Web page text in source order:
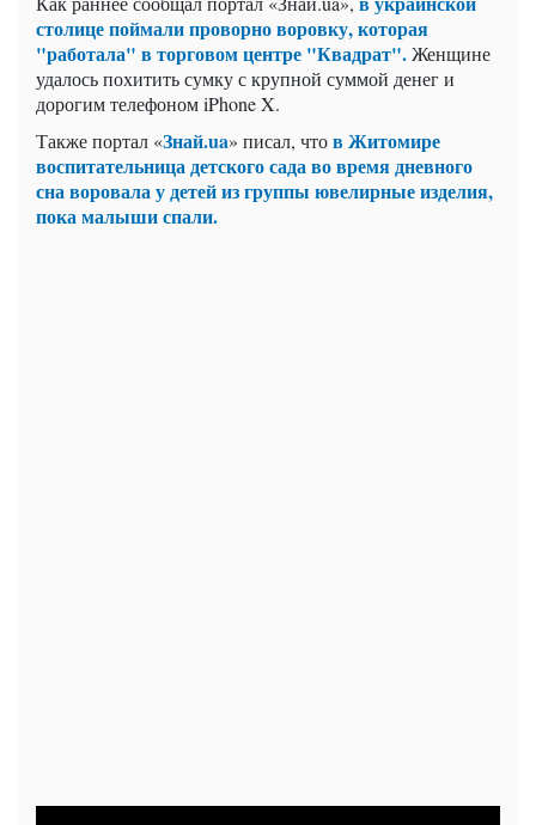
столице поймали проворно воровку, которая
"работала" в торговом центре "Квадрат".Женщине
удалось похитить сумку с крупной суммой денег и
дорогим телефоном iPhone X.
Также портал «Знай.ua» писал, чтов Житомире
воспитательница детского сада во время дневного
сна воровала у детей из группы ювелирные изделия,
пока малыши спали.